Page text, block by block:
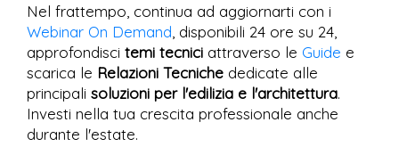
Nel frattempo, continua ad aggiornarti con i
Webinar On Demand , disponibili 24 ore su 24,
approfondisci temi tecnici attraverso le Guide e
scarica le Relazioni Tecniche dedicate alle
principali soluzioni per l'edilizia e l'architettura.
Investi nella tua crescita professionale anche
durante l'estate.